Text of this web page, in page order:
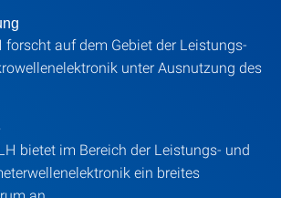
forscht auf dem Gebiet der Leistungs-
unter Ausnutzung des
bietet im Bereich der Leistungs- und
ein breites